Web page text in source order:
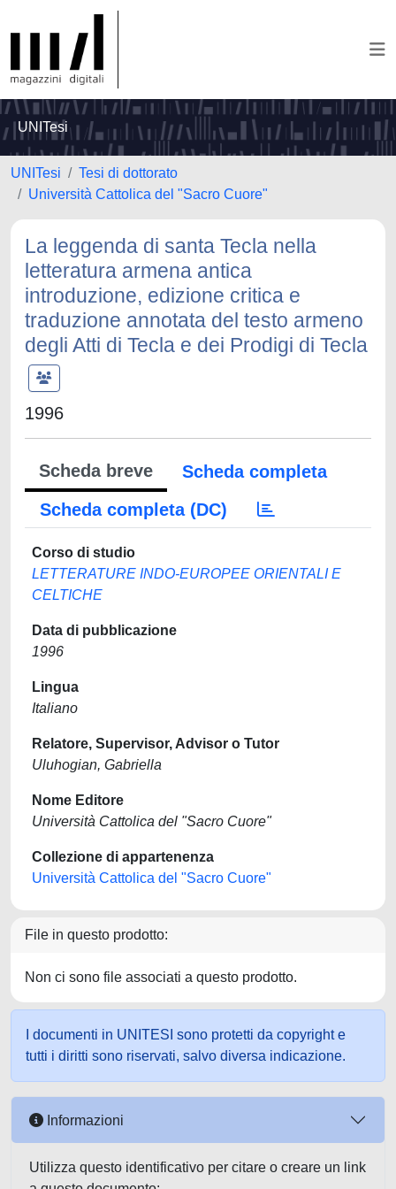
UNITesi
UNITesi
Tesi di dottorato
Università Cattolica del "Sacro Cuore"
La leggenda di santa Tecla nella
letteratura armena antica
introduzione, edizione critica e
traduzione annotata del testo armeno
degli Atti di Tecla e dei Prodigi di Tecla
1996
Scheda breve
Scheda completa
Scheda completa (DC)
Corso di studio
LETTERATURE INDO-EUROPEE ORIENTALI E
CELTICHE
Data di pubblicazione
1996
Lingua
Italiano
Relatore, Supervisor, Advisor o Tutor
Uluhogian, Gabriella
Nome Editore
Università Cattolica del "Sacro Cuore"
Collezione di appartenenza
Università Cattolica del "Sacro Cuore"
File in questo prodotto:
Non ci sono file associati a questo prodotto.
I documenti in UNITESI sono protetti da copyright e
tutti i diritti sono riservati, salvo diversa indicazione.
Informazioni
Utilizza questo identificativo per citare o creare un link